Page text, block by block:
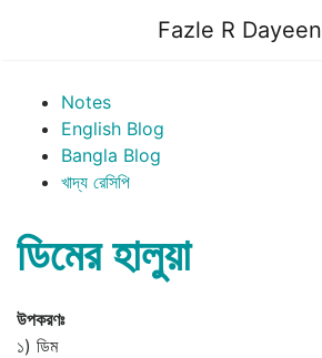
Fazle R Dayeen
Notes
English Blog
Bangla Blog
খাদ্য রেসিপি
ডিমের হালুয়া
উপকরণঃ
১) ডিম